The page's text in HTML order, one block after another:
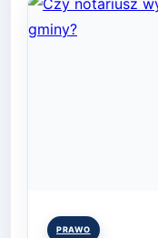
Posted
PRAWO